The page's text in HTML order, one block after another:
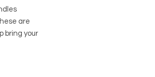
are
bring your